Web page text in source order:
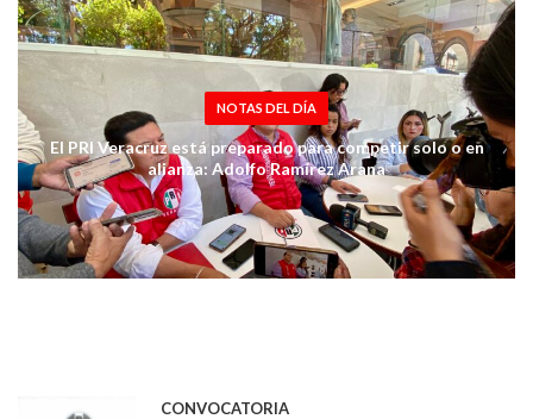
NOTAS DEL DÍA
El PRI Veracruz está preparado para competir solo o en
alianza: Adolfo Ramírez Arana
CONVOCATORIA